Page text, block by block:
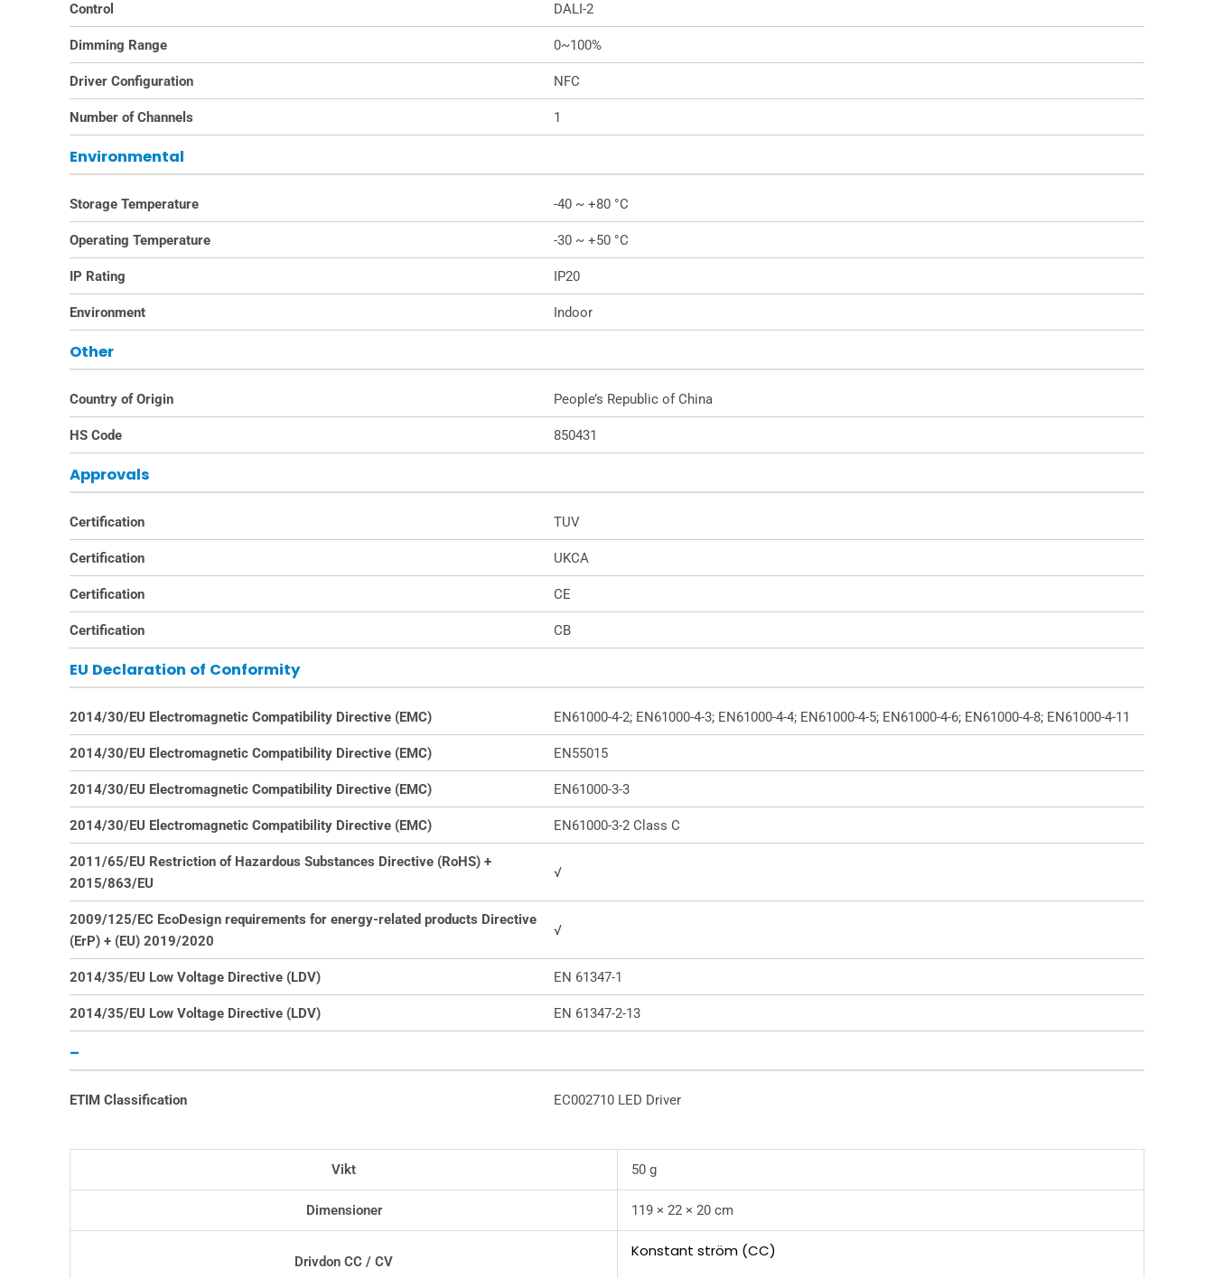
Control DALI-2
Dimming Range 0~100%
Driver Configuration NFC
Number of Channels 1
Environmental
Storage Temperature -40 ~ +80 °C
Operating Temperature -30 ~ +50 °C
IP Rating IP20
Environment Indoor
Other
Country of Origin People’s Republic of China
HS Code 850431
Approvals
Certification TUV
Certification UKCA
Certification CE
Certification CB
EU Declaration of Conformity
2014/30/EU Electromagnetic Compatibility Directive (EMC) EN61000-4-2; EN61000-4-3; EN61000-4-4; EN61000-4-5; EN61000-4-6; EN61000-4-8; EN61000-4-11
2014/30/EU Electromagnetic Compatibility Directive (EMC) EN55015
2014/30/EU Electromagnetic Compatibility Directive (EMC) EN61000-3-3
2014/30/EU Electromagnetic Compatibility Directive (EMC) EN61000-3-2 Class C
2011/65/EU Restriction of Hazardous Substances Directive (RoHS) +
2015/863/EU
√
2009/125/EC EcoDesign requirements for energy-related products Directive
(ErP) + (EU) 2019/2020
√
2014/35/EU Low Voltage Directive (LDV) EN 61347-1
2014/35/EU Low Voltage Directive (LDV) EN 61347-2-13
–
ETIM Classification EC002710 LED Driver
Vikt 50 g
Dimensioner 119 × 22 × 20 cm
Drivdon CC / CV
Konstant ström (CC)